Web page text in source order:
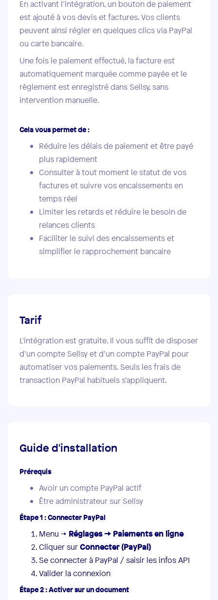
En activant l’intégration, un bouton de paiement
est ajouté à vos devis et factures. Vos clients
peuvent ainsi régler en quelques clics via PayPal
ou carte bancaire.
Une fois le paiement effectué, la facture est
automatiquement marquée comme payée et le
règlement est enregistré dans Sellsy, sans
intervention manuelle.
Cela vous permet de :
Réduire les délais de paiement et être payé
plus rapidement
Consulter à tout moment le statut de vos
factures et suivre vos encaissements en
temps réel
Limiter les retards et réduire le besoin de
relances clients
Faciliter le suivi des encaissements et
simplifier le rapprochement bancaire
Tarif
L'intégration est gratuite. Il vous suffit de disposer
d’un compte Sellsy et d’un compte PayPal pour
automatiser vos paiements. Seuls les frais de
transaction PayPal habituels s’appliquent.
Guide d'installation
Prérequis
Avoir un compte PayPal actif
Être administrateur sur Sellsy
Étape 1 : Connecter PayPal
Menu → Réglages → Paiements en ligne
Cliquer surConnecter (PayPal)
Se connecter à PayPal / saisir les infos API
Valider la connexion
Étape 2 : Activer sur un document